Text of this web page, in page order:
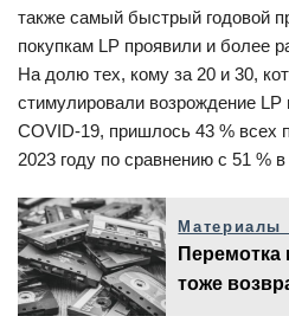
также самый быстрый годовой
покупкам LP проявили и более
На долю тех, кому за 20 и 30,
стимулировали возрождение LP
COVID-19, пришлось 43 % всех
2023 году по сравнению с 51 % в
Материалы
Перемотка
тоже